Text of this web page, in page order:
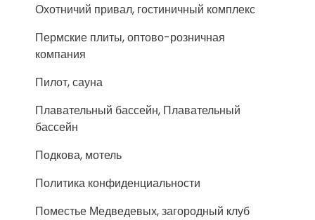
Охотничий привал, гостиничный комплекс
Пермские плиты, оптово-розничная
компания
Пилот, сауна
Плавательный бассейн, Плавательный
бассейн
Подкова, мотель
Политика конфиденциальности
Поместье Медведевых, загородный клуб